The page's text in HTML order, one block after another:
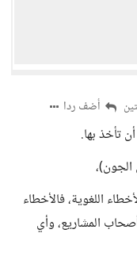
أضف ردا
تأخذ بها.
اللغوية، فالأخطاء
المشاريع، وأي